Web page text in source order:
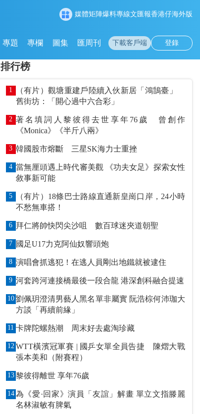
媒體矩陣爆料專線文匯報香港仔海外版
專題 專欄 圖集 匯周刊 下載客戶端 登錄
排行榜
1
（有片）觀塘重建戶陸續入伙新居「鴻鵠臺」
舊街坊：「開心過中六合彩」
2 著名填詞人黎彼得去世享年76歲 曾創作
《Monica》《半斤八兩》
3 韓國股市熔斷 三星SK海力士重挫
4 當無厘頭遇上時代審美觀 《功夫女足》探索女性
敘事新可能
5
（有片）18條巴士路線直通新皇崗口岸，24小時
不愁無車搭！
6 拜仁將帥快閃尖沙咀 數百球迷夾道朝聖
7 國足U17力克阿仙奴響頭炮
8 演唱會抓逃犯！在逃人員剛出地鐵就被逮住
9 河套跨河連接橋最後一段合龍 港深創科融合提速
10 劉佩玥澄清男藝人黑名單非屬實 阮浩棕何沛珈大
方談「再續前緣」
11 卡牌陀螺熱潮 周末好去處淘珍藏
12 WTT橫濱冠軍賽 | 國乒女單全員告捷 陳熠大戰
張本美和（附賽程）
13 黎彼得離世 享年76歲
14 為《愛·回家》演員「友誼」解畫 單立文指滕麗
名林淑敏有脾氣